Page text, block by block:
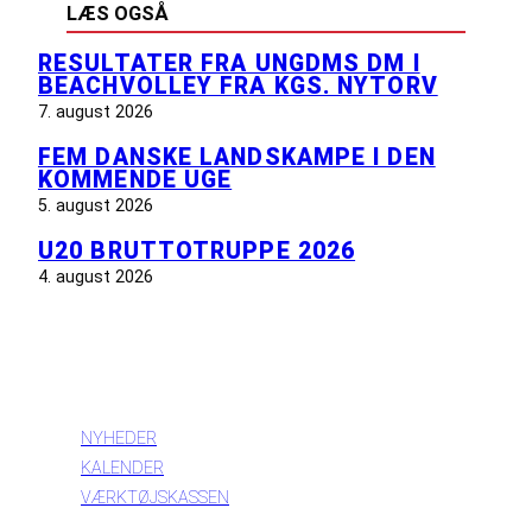
LÆS OGSÅ
RESULTATER FRA UNGDMS DM I
BEACHVOLLEY FRA KGS. NYTORV
7. august 2026
FEM DANSKE LANDSKAMPE I DEN
KOMMENDE UGE
5. august 2026
U20 BRUTTOTRUPPE 2026
4. august 2026
NYHEDER
KALENDER
VÆRKTØJSKASSEN